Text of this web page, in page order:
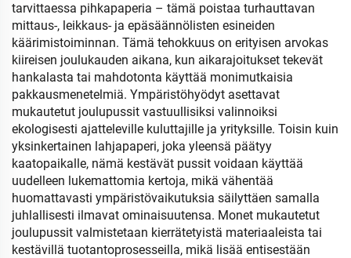
tarvittaessa pihkapaperia – tämä poistaa turhauttavan
mittaus-, leikkaus- ja epäsäännölisten esineiden
käärimistoiminnan. Tämä tehokkuus on erityisen arvokas
kiireisen joulukauden aikana, kun aikarajoitukset tekevät
hankalasta tai mahdotonta käyttää monimutkaisia
pakkausmenetelmiä. Ympäristöhyödyt asettavat
mukautetut joulupussit vastuullisiksi valinnoiksi
ekologisesti ajatteleville kuluttajille ja yrityksille. Toisin kuin
yksinkertainen lahjapaperi, joka yleensä päätyy
kaatopaikalle, nämä kestävät pussit voidaan käyttää
uudelleen lukemattomia kertoja, mikä vähentää
huomattavasti ympäristövaikutuksia säilyttäen samalla
juhlallisesti ilmavat ominaisuutensa. Monet mukautetut
joulupussit valmistetaan kierrätetyistä materiaaleista tai
kestävillä tuotantoprosesseilla, mikä lisää entisestään